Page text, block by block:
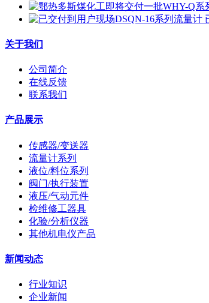
关于我们
公司简介
在线反馈
联系我们
产品展示
传感器/变送器
流量计系列
液位/料位系列
阀门/执行装置
液压/气动元件
检维修工器具
化验/分析仪器
其他机电仪产品
新闻动态
行业知识
企业新闻